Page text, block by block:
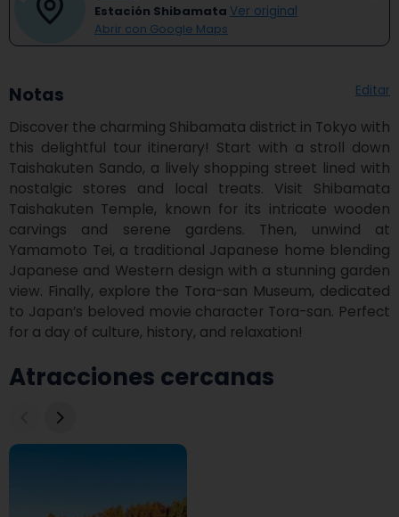
Estación Shibamata Ver original
Abrir con Google Maps
Notas Editar
Discover the charming Shibamata district in Tokyo with
this delightful tour itinerary! Start with a stroll down
Taishakuten Sando, a lively shopping street lined with
nostalgic stores and local treats. Visit Shibamata
Taishakuten Temple, known for its intricate wooden
carvings and serene gardens. Then, unwind at
Yamamoto Tei, a traditional Japanese home blending
Japanese and Western design with a stunning garden
view. Finally, explore the Tora-san Museum, dedicated
to Japan’s beloved movie character Tora-san. Perfect
for a day of culture, history, and relaxation!
Atracciones cercanas